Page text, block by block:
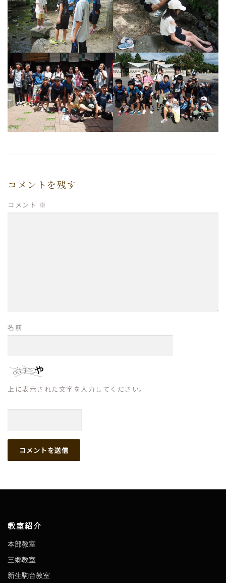
コメントを残す
コメント ※
名前
上に表示された文字を入力してください。
教室紹介
本部教室
三郷教室
新生駒台教室